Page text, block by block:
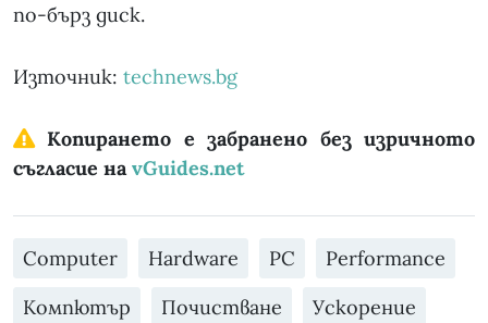
по-бърз диск.
Източник: technews.bg
Копирането е забранено без изричното
съгласие наvGuides.net
Computer Hardware PC
Performance
Компютър
Почистване Ускорение